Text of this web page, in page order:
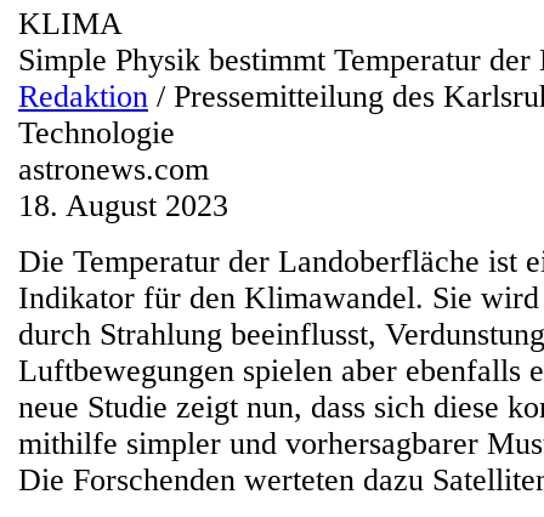
KLIMA
Simple Physik bestimmt Temperatur
Redaktion / Pressemitteilung des
Technologie
astronews.com
18. August 2023
Die Temperatur der Landoberfläche ist
Indikator für den Klimawandel. Sie wird
durch Strahlung beeinflusst,
Luftbewegungen spielen aber ebenfalls
neue Studie zeigt nun, dass sich diese
mithilfe simpler und vorhersagbarer
Die Forschenden werteten dazu